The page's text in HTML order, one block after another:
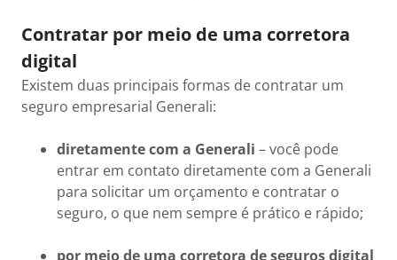
Contratar por meio de uma corretora
digital
Existem duas principais formas de contratar um
seguro empresarial Generali:
diretamente com a Generali – você pode
entrar em contato diretamente com a Generali
para solicitar um orçamento e contratar o
seguro, o que nem sempre é prático e rápido;
por meio de uma corretora de seguros digital